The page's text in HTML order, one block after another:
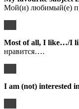
Мой(и) любимый(е)
Most of all, I like…/I
нравится….
I am (not) interested